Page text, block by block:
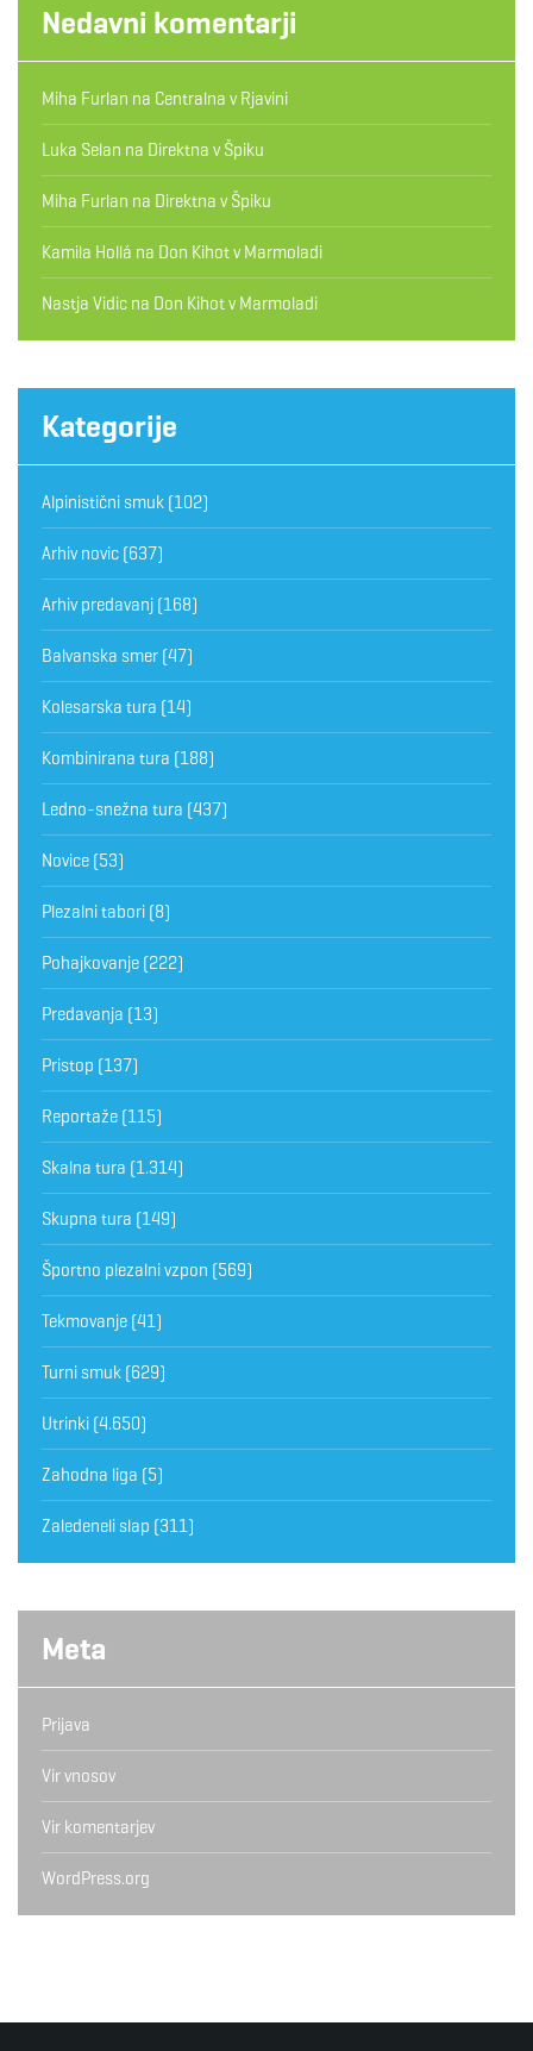
Nedavni komentarji
Miha Furlan na Centralna v Rjavini
Luka Selan na Direktna v Špiku
Miha Furlan na Direktna v Špiku
Kamila Hollá na Don Kihot v Marmoladi
Nastja Vidic na Don Kihot v Marmoladi
Kategorije
Alpinistični smuk (102)
Arhiv novic (637)
Arhiv predavanj (168)
Balvanska smer (47)
Kolesarska tura (14)
Kombinirana tura (188)
Ledno-snežna tura (437)
Novice (53)
Plezalni tabori (8)
Pohajkovanje (222)
Predavanja (13)
Pristop (137)
Reportaže (115)
Skalna tura (1.314)
Skupna tura (149)
Športno plezalni vzpon (569)
Tekmovanje (41)
Turni smuk (629)
Utrinki (4.650)
Zahodna liga (5)
Zaledeneli slap (311)
Meta
Prijava
Vir vnosov
Vir komentarjev
WordPress.org